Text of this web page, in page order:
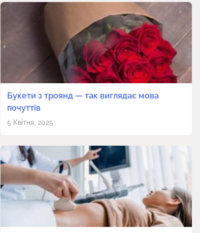
Букети з троянд — так виглядає мова
почуттів
5 Квітня, 2025